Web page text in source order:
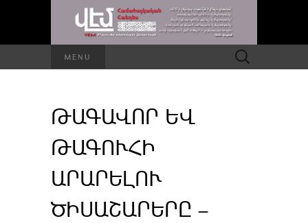
MENU Որոնել՝
ԹԱԳԱՎՈՐ ԵՎ
ԹԱԳՈՒՀԻ
ԱՐԱՐԵԼՈՒ
ԾԻՍԱՇԱՐԵՐԸ –